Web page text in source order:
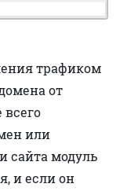
трафиком
от
или
сайта модуль
и если он